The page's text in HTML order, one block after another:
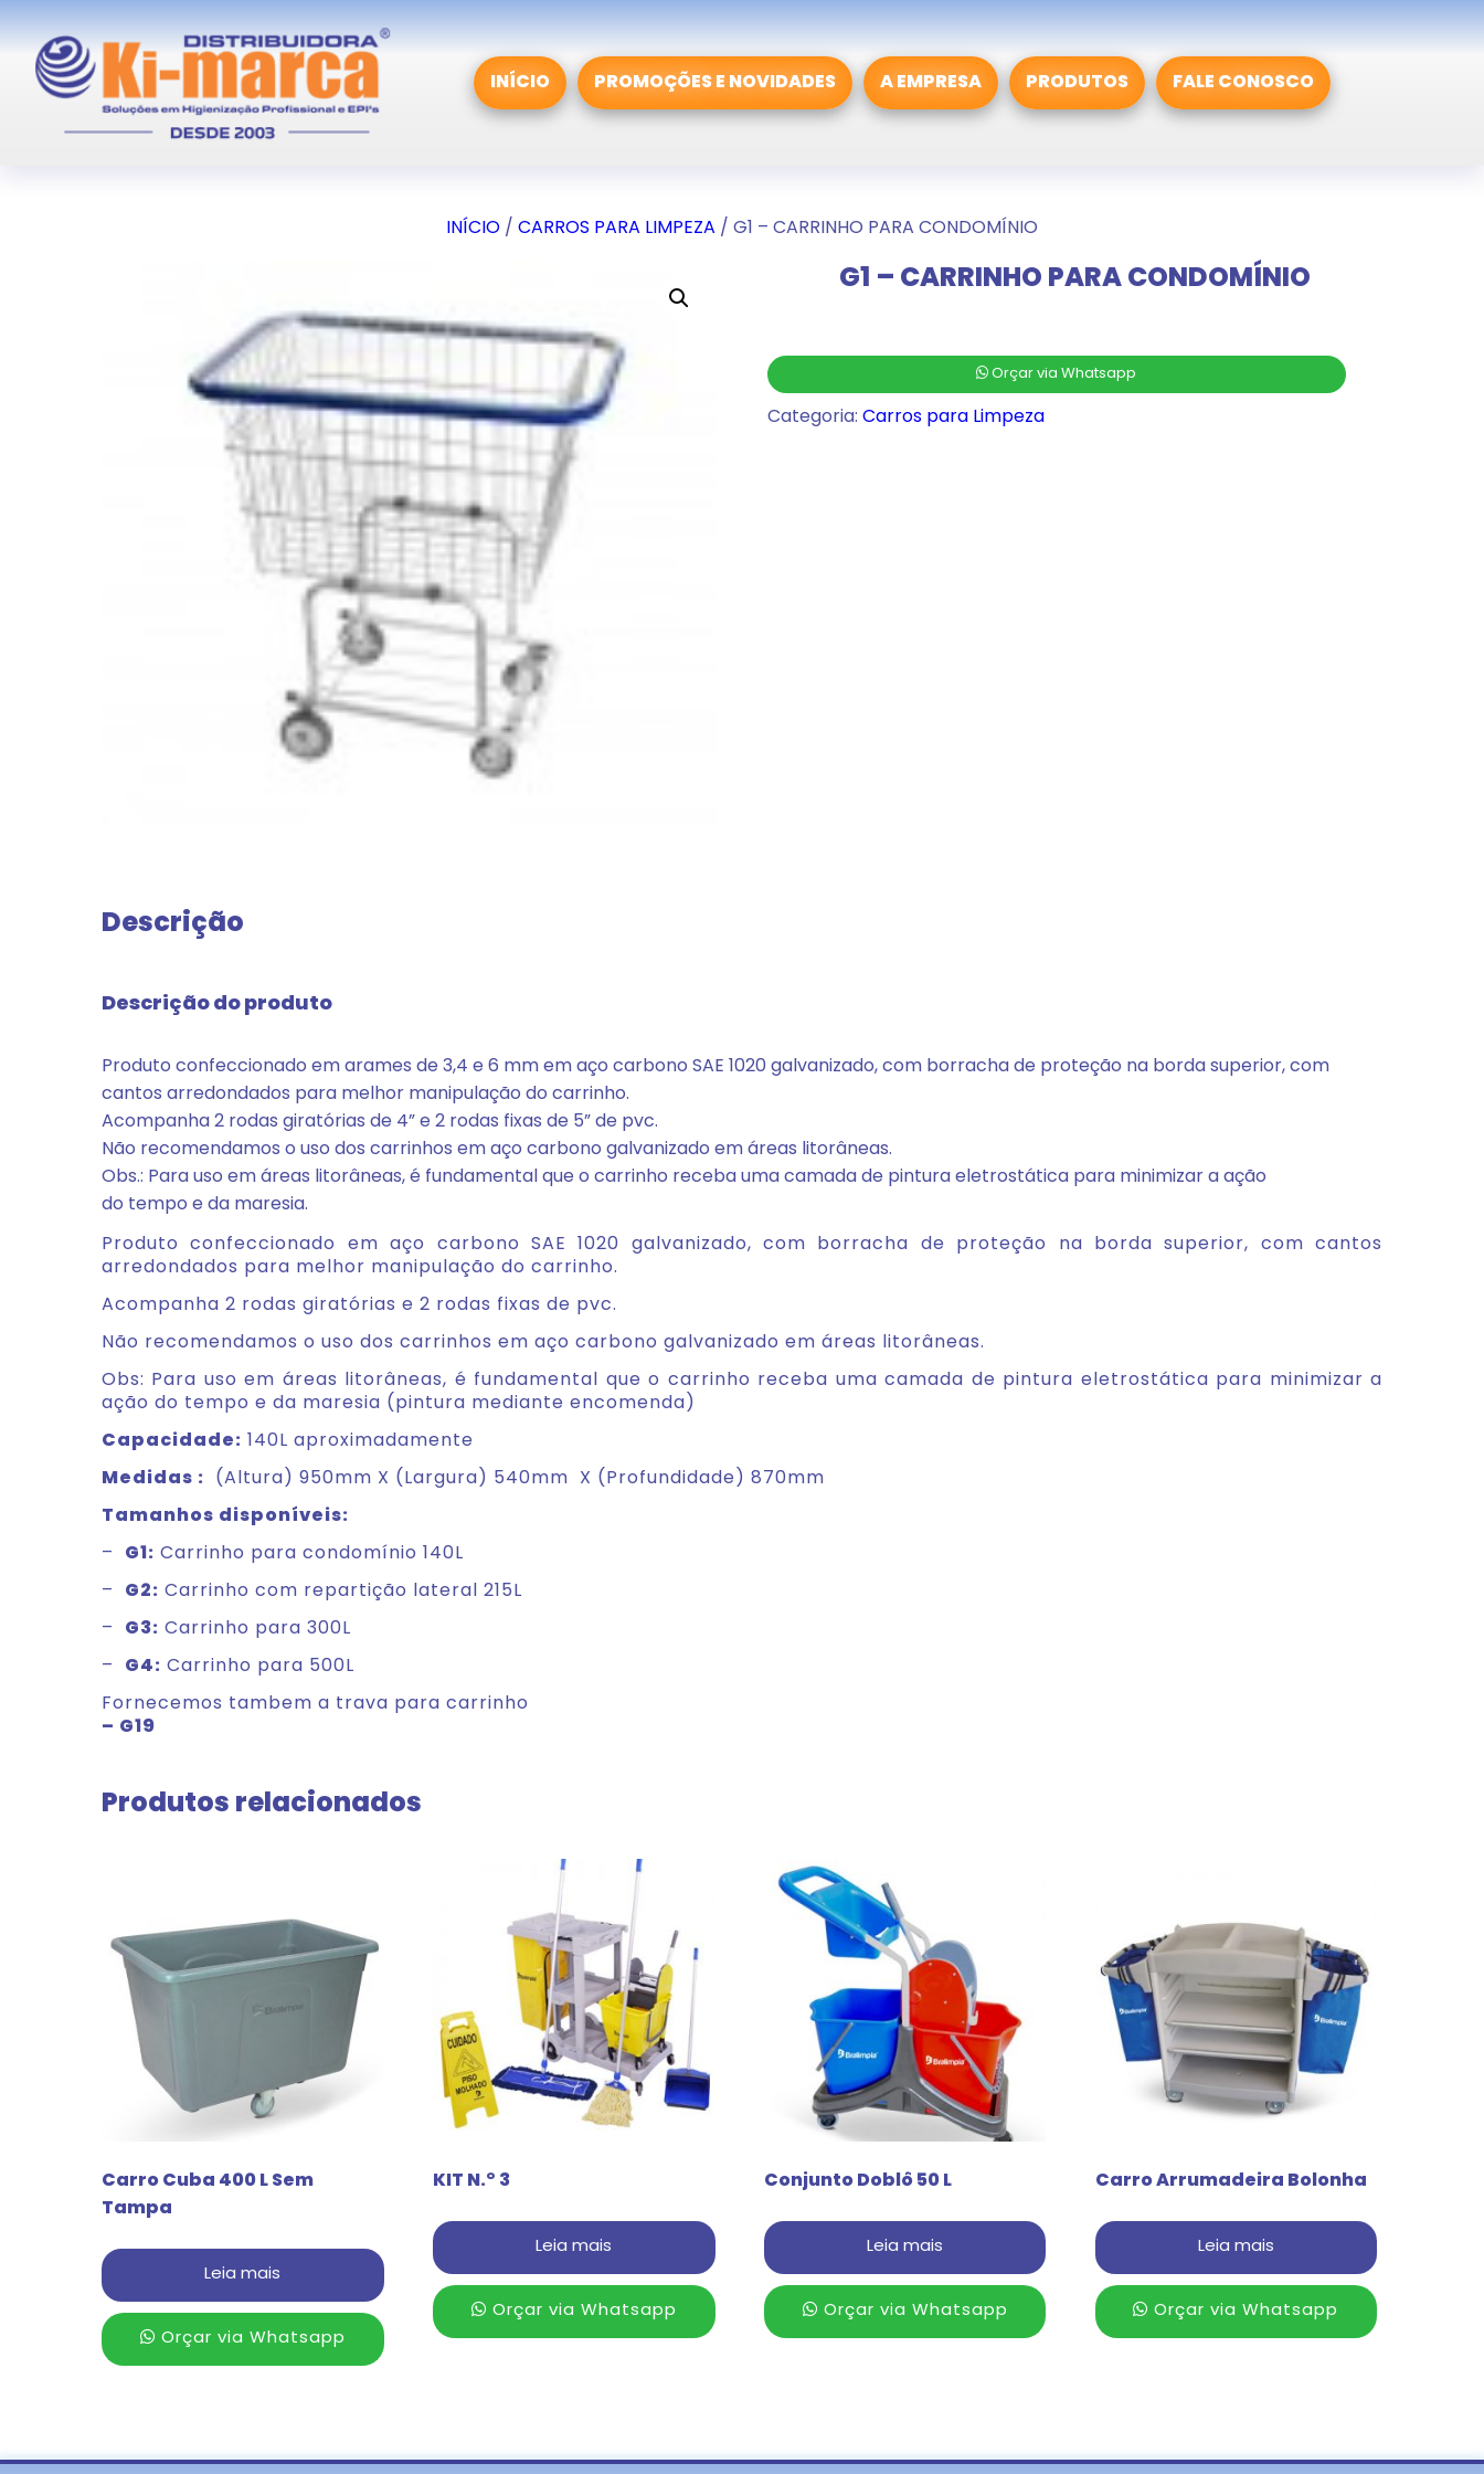
INÍCIO PROMOÇÕES E NOVIDADES A EMPRESA PRODUTOS FALE CONOSCO
INÍCIO/CARROS PARA LIMPEZA / G1 – CARRINHO PARA CONDOMÍNIO
G1 – CARRINHO PARA CONDOMÍNIO
Orçar via Whatsapp
Categoria:Carros para Limpeza
Descrição
Descrição do produto
Produto confeccionado em arames de 3,4 e 6 mm em aço carbono SAE 1020 galvanizado, com borracha de proteção na borda superior, com
cantos arredondados para melhor manipulação do carrinho.
Acompanha 2 rodas giratórias de 4” e 2 rodas fixas de 5” de pvc.
Não recomendamos o uso dos carrinhos em aço carbono galvanizado em áreas litorâneas.
Obs.: Para uso em áreas litorâneas, é fundamental que o carrinho receba uma camada de pintura eletrostática para minimizar a ação
do tempo e da maresia.
Produto confeccionado em aço carbono SAE 1020 galvanizado, com borracha de proteção na borda superior, com cantos
arredondados para melhor manipulação do carrinho.
Acompanha 2 rodas giratórias e 2 rodas fixas de pvc.
Não recomendamos o uso dos carrinhos em aço carbono galvanizado em áreas litorâneas.
Obs: Para uso em áreas litorâneas, é fundamental que o carrinho receba uma camada de pintura eletrostática para minimizar a
ação do tempo e da maresia (pintura mediante encomenda)
Capacidade: 140L aproximadamente
Medidas : (Altura) 950mm X (Largura) 540mm X (Profundidade) 870mm
Tamanhos disponíveis:
– G1: Carrinho para condomínio 140L
– G2: Carrinho com repartição lateral 215L
– G3: Carrinho para 300L
– G4: Carrinho para 500L
Fornecemos tambem a trava para carrinho
– G19
Produtos relacionados
Carro Cuba 400 L Sem
Tampa
Leia mais
Orçar via Whatsapp
KIT N.° 3
Leia mais
Orçar via Whatsapp
Conjunto Doblô 50 L
Leia mais
Orçar via Whatsapp
Carro Arrumadeira Bolonha
Leia mais
Orçar via Whatsapp